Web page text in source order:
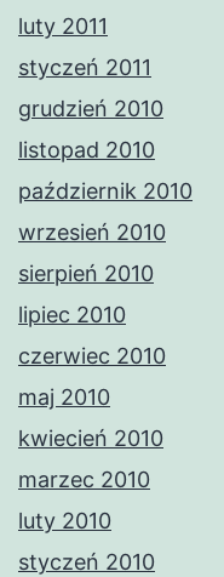
luty 2011
styczeń 2011
grudzień 2010
listopad 2010
październik 2010
wrzesień 2010
sierpień 2010
lipiec 2010
czerwiec 2010
maj 2010
kwiecień 2010
marzec 2010
luty 2010
styczeń 2010